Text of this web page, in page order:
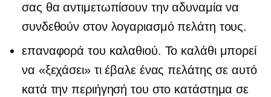
σας θα αντιμετωπίσουν την αδυναμία να
συνδεθούν στον λογαριασμό πελάτη τους.
επαναφορά του καλαθιού. Το καλάθι μπορεί
να «ξεχάσει» τι έβαλε ένας πελάτης σε αυτό
κατά την περιήγησή του στο κατάστημα σε